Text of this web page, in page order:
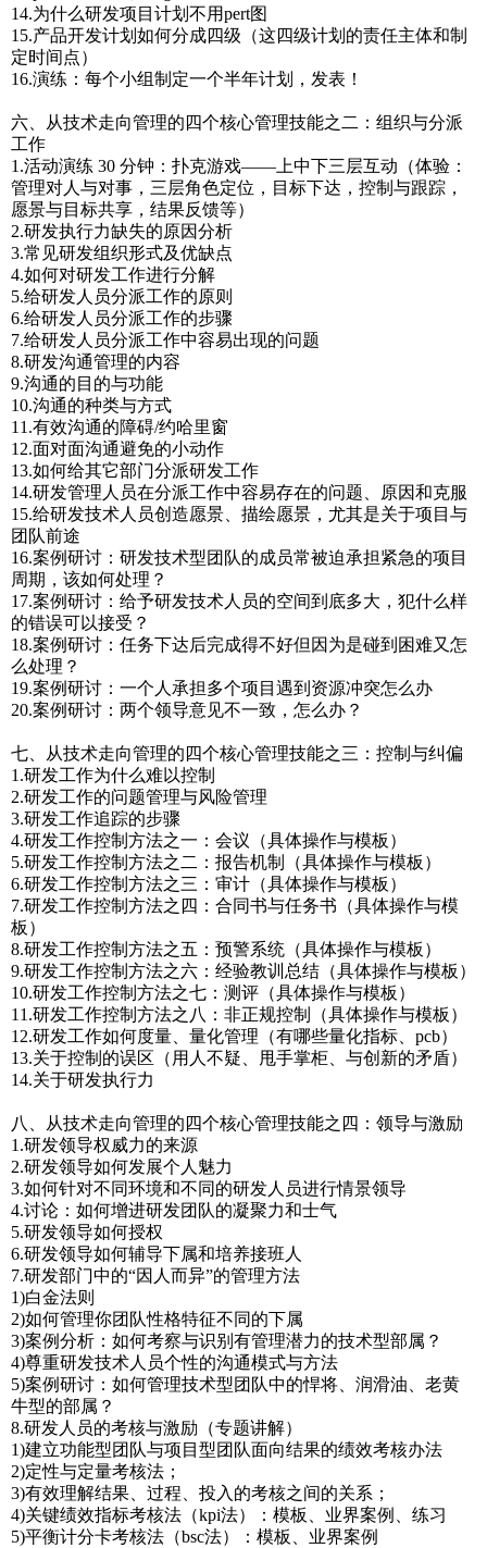
14.为什么研发项目计划不用pert图
15.产品开发计划如何分成四级（这四级计划的责任主体和制
定时间点）
16.演练：每个小组制定一个半年计划，发表！
六、从技术走向管理的四个核心管理技能之二：组织与分派
工作
1.活动演练 30 分钟：扑克游戏——上中下三层互动（体验：
管理对人与对事，三层角色定位，目标下达，控制与跟踪，
愿景与目标共享，结果反馈等）
2.研发执行力缺失的原因分析
3.常见研发组织形式及优缺点
4.如何对研发工作进行分解
5.给研发人员分派工作的原则
6.给研发人员分派工作的步骤
7.给研发人员分派工作中容易出现的问题
8.研发沟通管理的内容
9.沟通的目的与功能
10.沟通的种类与方式
11.有效沟通的障碍/约哈里窗
12.面对面沟通避免的小动作
13.如何给其它部门分派研发工作
14.研发管理人员在分派工作中容易存在的问题、原因和克服
15.给研发技术人员创造愿景、描绘愿景，尤其是关于项目与
团队前途
16.案例研讨：研发技术型团队的成员常被迫承担紧急的项目
周期，该如何处理？
17.案例研讨：给予研发技术人员的空间到底多大，犯什么样
的错误可以接受？
18.案例研讨：任务下达后完成得不好但因为是碰到困难又怎
么处理？
19.案例研讨：一个人承担多个项目遇到资源冲突怎么办
20.案例研讨：两个领导意见不一致，怎么办？
七、从技术走向管理的四个核心管理技能之三：控制与纠偏
1.研发工作为什么难以控制
2.研发工作的问题管理与风险管理
3.研发工作追踪的步骤
4.研发工作控制方法之一：会议（具体操作与模板）
5.研发工作控制方法之二：报告机制（具体操作与模板）
6.研发工作控制方法之三：审计（具体操作与模板）
7.研发工作控制方法之四：合同书与任务书（具体操作与模
板）
8.研发工作控制方法之五：预警系统（具体操作与模板）
9.研发工作控制方法之六：经验教训总结（具体操作与模板）
10.研发工作控制方法之七：测评（具体操作与模板）
11.研发工作控制方法之八：非正规控制（具体操作与模板）
12.研发工作如何度量、量化管理（有哪些量化指标、pcb）
13.关于控制的误区（用人不疑、甩手掌柜、与创新的矛盾）
14.关于研发执行力
八、从技术走向管理的四个核心管理技能之四：领导与激励
1.研发领导权威力的来源
2.研发领导如何发展个人魅力
3.如何针对不同环境和不同的研发人员进行情景领导
4.讨论：如何增进研发团队的凝聚力和士气
5.研发领导如何授权
6.研发领导如何辅导下属和培养接班人
7.研发部门中的“因人而异”的管理方法
1)白金法则
2)如何管理你团队性格特征不同的下属
3)案例分析：如何考察与识别有管理潜力的技术型部属？
4)尊重研发技术人员个性的沟通模式与方法
5)案例研讨：如何管理技术型团队中的悍将、润滑油、老黄
牛型的部属？
8.研发人员的考核与激励（专题讲解）
1)建立功能型团队与项目型团队面向结果的绩效考核办法
2)定性与定量考核法；
3)有效理解结果、过程、投入的考核之间的关系；
4)关键绩效指标考核法（kpi法）：模板、业界案例、练习
5)平衡计分卡考核法（bsc法）：模板、业界案例